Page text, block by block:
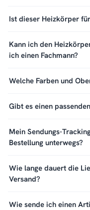
Ist dieser Heizkörper
Kann ich den
ich einen Fachmann?
Welche Farben und
Gibt es einen
Mein Sendungs-
Bestellung unterwegs?
Wie lange dauert die
Versand?
Wie sende ich einen